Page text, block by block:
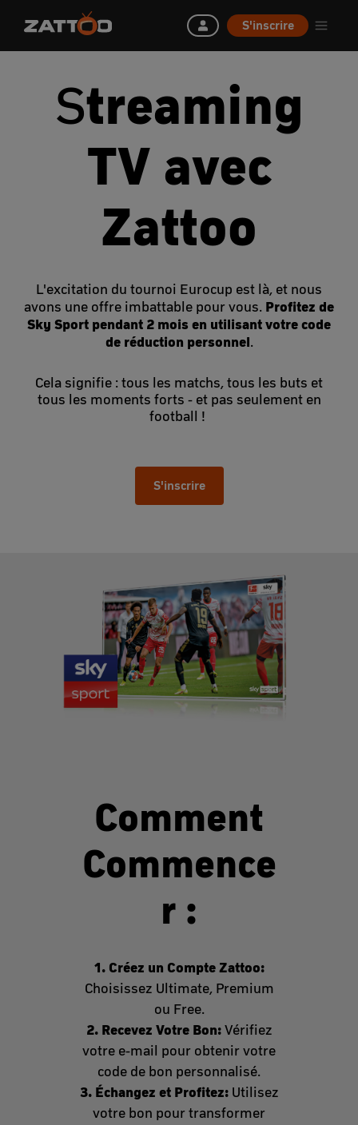
S'inscrire
Streaming
TV avec
Zattoo
L'excitation du tournoi Eurocup est là, et nous
avons une offre imbattable pour vous. Profitez de
Sky Sport pendant 2 mois en utilisant votre code
de réduction personnel.
Cela signifie : tous les matchs, tous les buts et
tous les moments forts - et pas seulement en
football !
S'inscrire
Comment
Commence
r :
1. Créez un Compte Zattoo:
Choisissez Ultimate, Premium
ou Free.
2. Recevez Votre Bon: Vérifiez
votre e-mail pour obtenir votre
code de bon personnalisé.
3. Échangez et Profitez: Utilisez
votre bon pour transformer